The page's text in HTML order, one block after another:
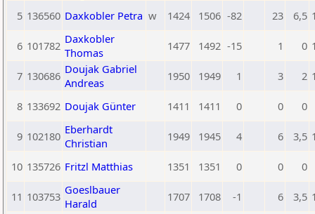
5 136560 Daxkobler Petra w 1424 1506 -82 23 6,5
6 101782 Daxkobler
Thomas
1477 1492 -15 1 0
7 130686 Doujak Gabriel
Andreas
1950 1949 1 3 2
8 133692 Doujak Günter 1411 1411 0 0 0
9 102180 Eberhardt
Christian
1949 1945 4 6 3,5
10 135726 Fritzl Matthias 1351 1351 0 0 0
11 103753 Goeslbauer
Harald
1707 1708 -1 6 3,5